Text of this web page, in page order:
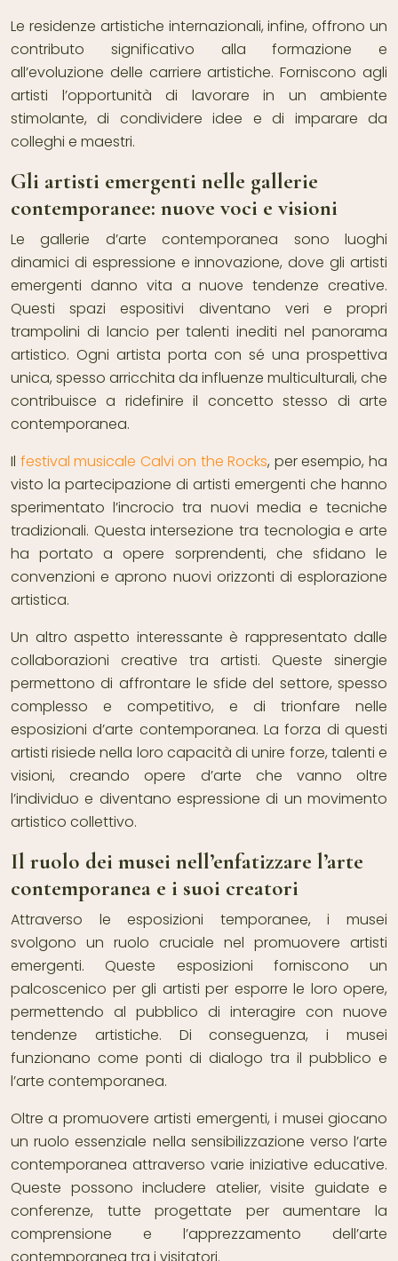
Le residenze artistiche internazionali, infine, offrono un
contributo significativo alla formazione e
all’evoluzione delle carriere artistiche. Forniscono agli
artisti l’opportunità di lavorare in un ambiente
stimolante, di condividere idee e di imparare da
colleghi e maestri.
Gli artisti emergenti nelle gallerie
contemporanee: nuove voci e visioni
Le gallerie d’arte contemporanea sono luoghi
dinamici di espressione e innovazione, dove gli artisti
emergenti danno vita a nuove tendenze creative.
Questi spazi espositivi diventano veri e propri
trampolini di lancio per talenti inediti nel panorama
artistico. Ogni artista porta con sé una prospettiva
unica, spesso arricchita da influenze multiculturali, che
contribuisce a ridefinire il concetto stesso di arte
contemporanea.
Il festival musicale Calvi on the Rocks, per esempio, ha
visto la partecipazione di artisti emergenti che hanno
sperimentato l’incrocio tra nuovi media e tecniche
tradizionali. Questa intersezione tra tecnologia e arte
ha portato a opere sorprendenti, che sfidano le
convenzioni e aprono nuovi orizzonti di esplorazione
artistica.
Un altro aspetto interessante è rappresentato dalle
collaborazioni creative tra artisti. Queste sinergie
permettono di affrontare le sfide del settore, spesso
complesso e competitivo, e di trionfare nelle
esposizioni d’arte contemporanea. La forza di questi
artisti risiede nella loro capacità di unire forze, talenti e
visioni, creando opere d’arte che vanno oltre
l’individuo e diventano espressione di un movimento
artistico collettivo.
Il ruolo dei musei nell’enfatizzare l’arte
contemporanea e i suoi creatori
Attraverso le esposizioni temporanee, i musei
svolgono un ruolo cruciale nel promuovere artisti
emergenti. Queste esposizioni forniscono un
palcoscenico per gli artisti per esporre le loro opere,
permettendo al pubblico di interagire con nuove
tendenze artistiche. Di conseguenza, i musei
funzionano come ponti di dialogo tra il pubblico e
l’arte contemporanea.
Oltre a promuovere artisti emergenti, i musei giocano
un ruolo essenziale nella sensibilizzazione verso l’arte
contemporanea attraverso varie iniziative educative.
Queste possono includere atelier, visite guidate e
conferenze, tutte progettate per aumentare la
comprensione e l’apprezzamento dell’arte